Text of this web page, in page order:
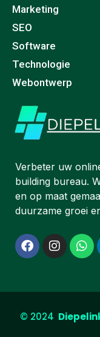
Marketing
SEO
Software
Technologie
Webontwerp
Verbeter uw
building bureau.
en op maat
duurzame groei
© 2024 Diepe